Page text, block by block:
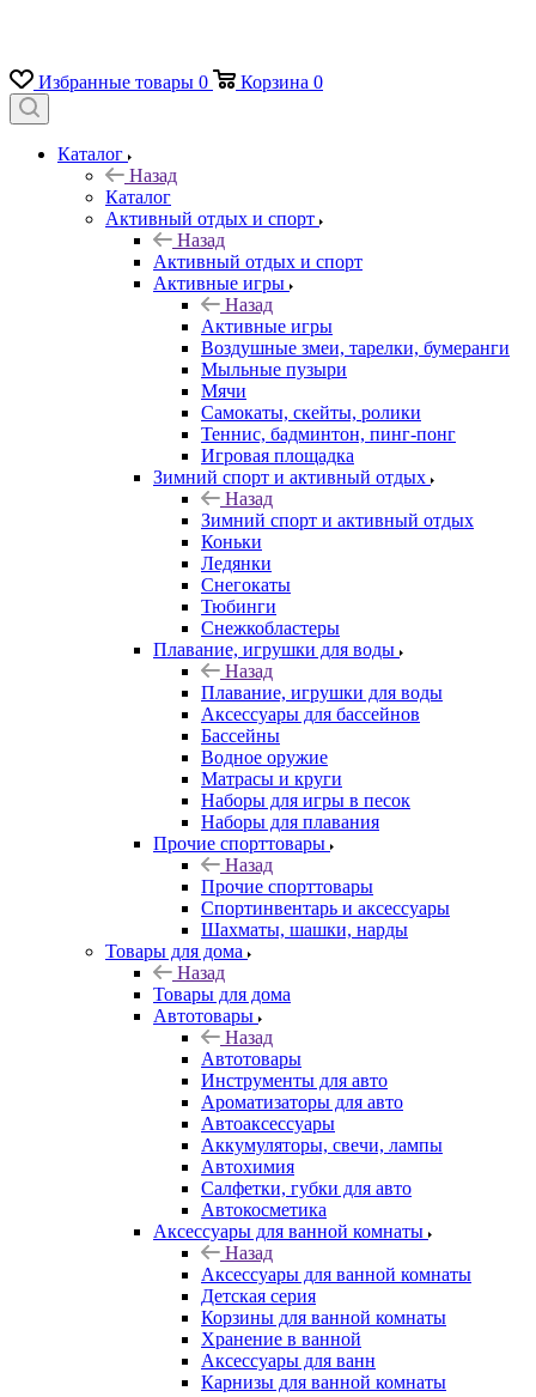
Избранные товары 0 Корзина 0
Каталог
Назад
Каталог
Активный отдых и спорт
Назад
Активный отдых и спорт
Активные игры
Назад
Активные игры
Воздушные змеи, тарелки, бумеранги
Мыльные пузыри
Мячи
Самокаты, скейты, ролики
Теннис, бадминтон, пинг-понг
Игровая площадка
Зимний спорт и активный отдых
Назад
Зимний спорт и активный отдых
Коньки
Ледянки
Снегокаты
Тюбинги
Снежкобластеры
Плавание, игрушки для воды
Назад
Плавание, игрушки для воды
Аксессуары для бассейнов
Бассейны
Водное оружие
Матрасы и круги
Наборы для игры в песок
Наборы для плавания
Прочие спорттовары
Назад
Прочие спорттовары
Спортинвентарь и аксессуары
Шахматы, шашки, нарды
Товары для дома
Назад
Товары для дома
Автотовары
Назад
Автотовары
Инструменты для авто
Ароматизаторы для авто
Автоаксессуары
Аккумуляторы, свечи, лампы
Автохимия
Салфетки, губки для авто
Автокосметика
Аксессуары для ванной комнаты
Назад
Аксессуары для ванной комнаты
Детская серия
Корзины для ванной комнаты
Хранение в ванной
Аксессуары для ванн
Карнизы для ванной комнаты